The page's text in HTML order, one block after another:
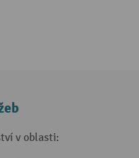
v oblasti: